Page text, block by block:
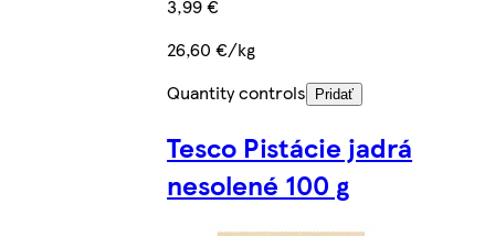
3,99 €
26,60 €/kg
Quantity controls Pridať
Tesco Pistácie jadrá
nesolené 100 g